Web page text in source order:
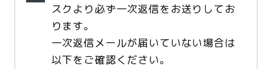
スクより必ず一次返信をお送りしてお
ります。
一次返信メールが届いていない場合は
以下をご確認ください。